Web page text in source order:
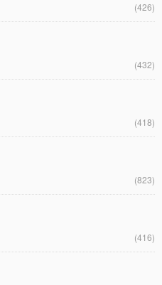
(426)
(432)
(418)
(823)
(416)